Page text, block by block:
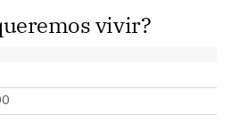
vivir?